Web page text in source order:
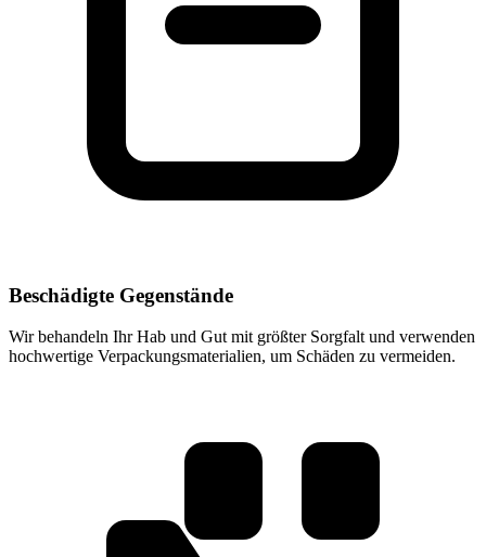
Beschädigte Gegenstände
Wir behandeln Ihr Hab und Gut mit größter Sorgfalt und verwenden
hochwertige Verpackungsmaterialien, um Schäden zu vermeiden.